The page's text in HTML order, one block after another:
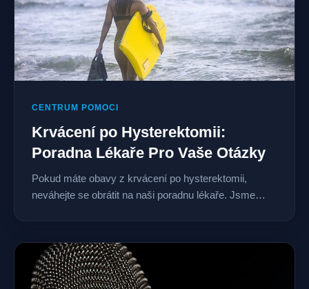
CENTRUM POMOCI
Krvácení po Hysterektomii:
Poradna Lékaře Pro Vaše Otázky
Pokud máte obavy z krvácení po hysterektomii,
neváhejte se obrátit na naši poradnu lékaře. Jsme…